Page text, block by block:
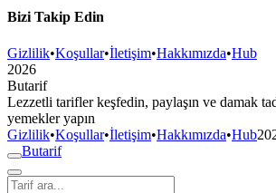
Bizi Takip Edin
Gizlilik•Koşullar•İletişim•Hakkımızda•Hub
2026
Butarif
Lezzetli tarifler keşfedin, paylaşın ve damak
yemekler yapın
Gizlilik•Koşullar•İletişim•Hakkımızda•Hub
Butarif